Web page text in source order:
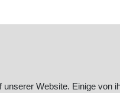
unserer Website. Einige von